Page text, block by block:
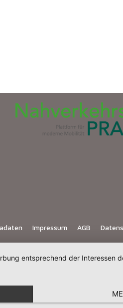
Impressum AGB
entsprechend der Interessen